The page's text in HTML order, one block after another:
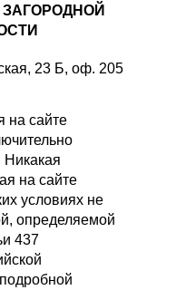
23 Б, оф. 205
сайте
на сайте
условиях не
определяемой
437